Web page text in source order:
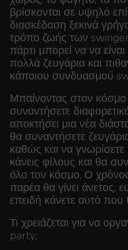
βρίσκονται σε υψηλό
διασκέδαση ξεκινά
τρόπο ζωής των
πάρτι μπορεί να να
πολλά ζευγάρια και
κάποιου συνδυασμού
Μπαίνοντας στον
συναντήσετε
αποκτήσει μια νέα
θα συναντήσετε
καθώς και να
κάνεις φίλους και θα
όλο τον κόσμο. Ο
παρέα θα γίνει άνετος,
επειδή κάνετε αυτό που
Τι χρειάζεται για να
party;